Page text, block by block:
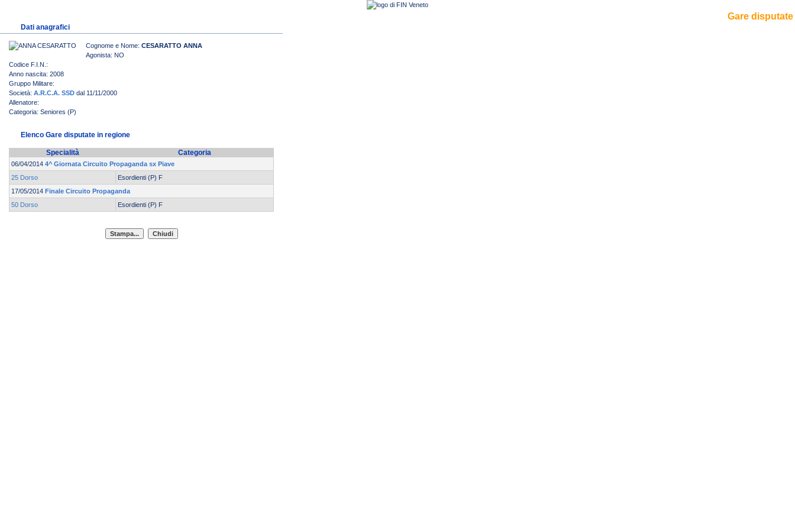
Gare disputate
Dati anagrafici
Cognome e Nome: CESARATTO ANNA
Agonista: NO
Codice F.I.N.:
Anno nascita: 2008
Gruppo Militare:
Società: A.R.C.A. SSD dal 11/11/2000
Allenatore:
Categoria: Seniores (P)
Elenco Gare disputate in regione
Specialità Categoria
06/04/2014 4^ Giornata Circuito Propaganda sx Piave
25 Dorso
Esordienti (P) F
17/05/2014 Finale Circuito Propaganda
50 Dorso
Esordienti (P) F